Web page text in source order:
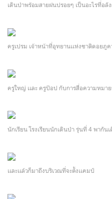
เดินป่าพร้อมสายฝนปรอยๆ เป็นอะไรที่อลัง
ครูเปรม เจ้าหน้าที่อุทยานเเห่งชาติดอยภู
ครูใหญ่ เเละ ครูป๊อป กับการสื่อความหมา
นักเรียน โรงเรียนนักเดินป่า รุ่นที่ 4 พากัน
เเละเเล้วก็มาถึงบริเวณที่จะตั้งเเคมป์